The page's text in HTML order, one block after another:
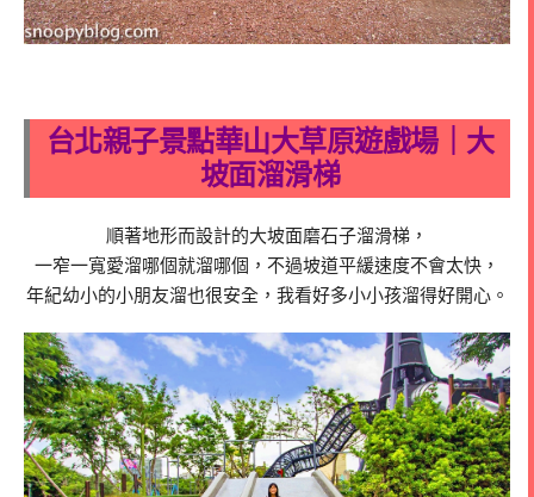
台北親子景點華山大草原遊戲場｜大
坡面溜滑梯
順著地形而設計的大坡面磨石子溜滑梯，
一窄一寬愛溜哪個就溜哪個，不過坡道平緩速度不會太快，
年紀幼小的小朋友溜也很安全，我看好多小小孩溜得好開心。